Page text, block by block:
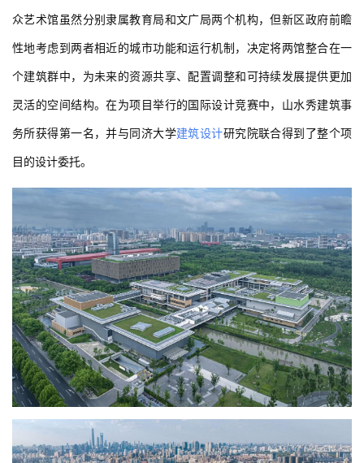
众艺术馆虽然分别隶属教育局和文广局两个机构，但新区政府前瞻
性地考虑到两者相近的城市功能和运行机制，决定将两馆整合在一
个建筑群中，为未来的资源共享、配置调整和可持续发展提供更加
灵活的空间结构。在为项目举行的国际设计竞赛中，山水秀建筑事
务所获得第一名，并与同济大学建筑设计研究院联合得到了整个项
目的设计委托。